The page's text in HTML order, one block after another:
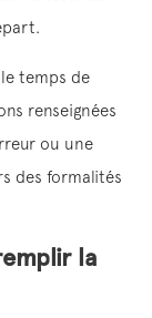
temps de
renseignées
ou une
des formalités
la